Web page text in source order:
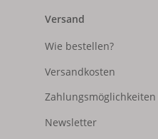
Versand
Wie bestellen?
Versandkosten
Zahlungsmöglichkeiten
Newsletter